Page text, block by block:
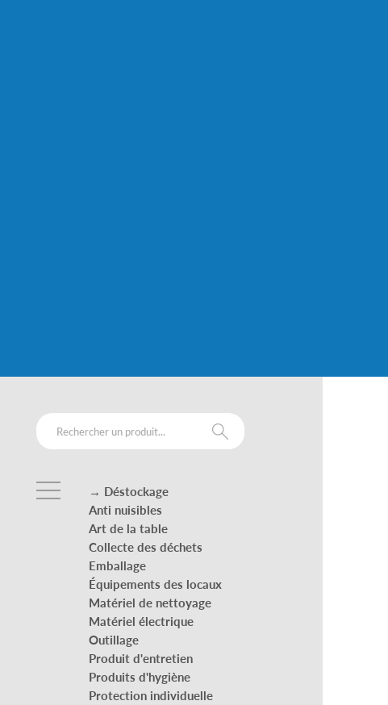
→ Déstockage
Anti nuisibles
Art de la table
Collecte des déchets
Emballage
Équipements des locaux
Matériel de nettoyage
Matériel électrique
Outillage
Produit d'entretien
Produits d'hygiène
Protection individuelle